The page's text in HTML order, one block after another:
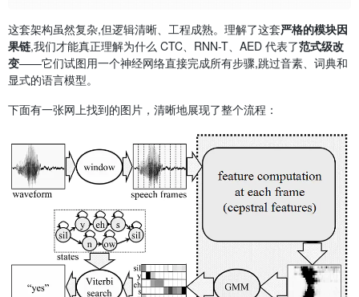
这套架构虽然复杂,但逻辑清晰、工程成熟。理解了这套严格的模块因
果链,我们才能真正理解为什么 CTC、RNN-T、AED 代表了范式级改
变——它们试图用一个神经网络直接完成所有步骤,跳过音素、词典和
显式的语言模型。
下面有一张网上找到的图片，清晰地展现了整个流程：